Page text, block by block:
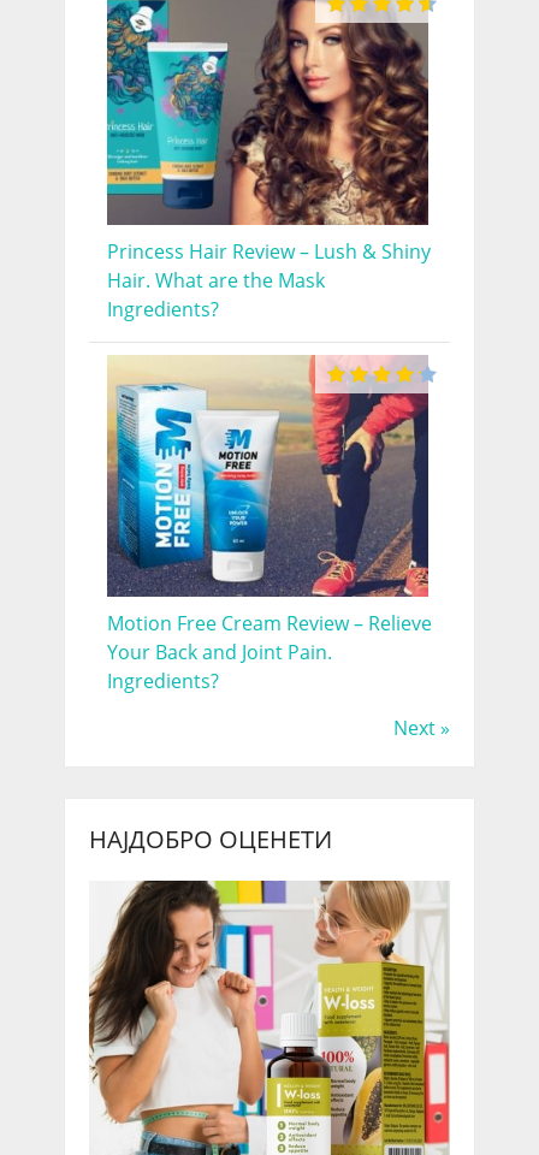
Princess Hair Review – Lush & Shiny
Hair. What are the Mask
Ingredients?
Motion Free Cream Review – Relieve
Your Back and Joint Pain.
Ingredients?
Next »
НАЈДОБРО ОЦЕНЕТИ